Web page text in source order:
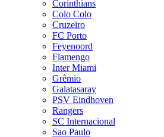
Corinthians
Colo Colo
Cruzeiro
FC Porto
Feyenoord
Flamengo
Inter Miami
Grêmio
Galatasaray
PSV Eindhoven
Rangers
SC Internacional
Sao Paulo